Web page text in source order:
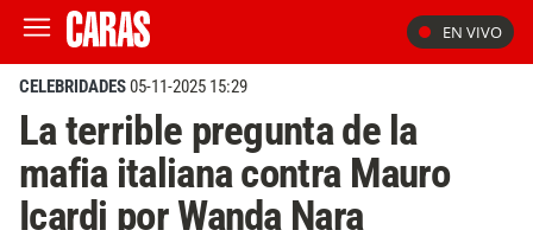
EN VIVO
CELEBRIDADES05-11-2025 15:29
La terrible pregunta de la
mafia italiana contra Mauro
Icardi por Wanda Nara